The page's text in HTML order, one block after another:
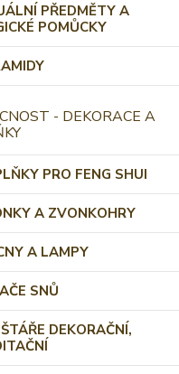
PŘEDMĚTY A
POMŮCKY
- DEKORACE A
PRO FENG SHUI
A ZVONKOHRY
A LAMPY
SNŮ
DEKORAČNÍ,